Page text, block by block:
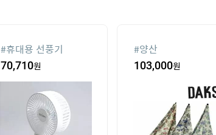
#휴대용 선풍기
70,710원
#양산
103,000원